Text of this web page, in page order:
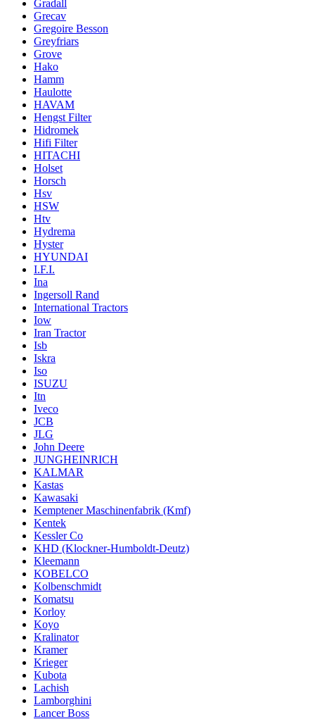
Gradall
Grecav
Gregoire Besson
Greyfriars
Grove
Hako
Hamm
Haulotte
HAVAM
Hengst Filter
Hidromek
Hifi Filter
HITACHI
Holset
Horsch
Hsv
HSW
Htv
Hydrema
Hyster
HYUNDAI
I.F.I.
Ina
Ingersoll Rand
International Tractors
Iow
Iran Tractor
Isb
Iskra
Iso
ISUZU
Itn
Iveco
JCB
JLG
John Deere
JUNGHEINRICH
KALMAR
Kastas
Kawasaki
Kemptener Maschinenfabrik (Kmf)
Kentek
Kessler Co
KHD (Klockner-Humboldt-Deutz)
Kleemann
KOBELCO
Kolbenschmidt
Komatsu
Korloy
Koyo
Kralinator
Kramer
Krieger
Kubota
Lachish
Lamborghini
Lancer Boss